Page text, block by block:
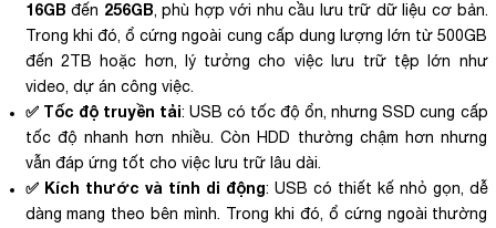
16GB đến 256GB, phù hợp với nhu cầu lưu trữ dữ liệu cơ bản.
Trong khi đó, ổ cứng ngoài cung cấp dung lượng lớn từ 500GB
đến 2TB hoặc hơn, lý tưởng cho việc lưu trữ tệp lớn như
video, dự án công việc.
✅ Tốc độ truyền tải: USB có tốc độ ổn, nhưng SSD cung cấp
tốc độ nhanh hơn nhiều. Còn HDD thường chậm hơn nhưng
vẫn đáp ứng tốt cho việc lưu trữ lâu dài.
✅ Kích thước và tính di động: USB có thiết kế nhỏ gọn, dễ
dàng mang theo bên mình. Trong khi đó, ổ cứng ngoài thường